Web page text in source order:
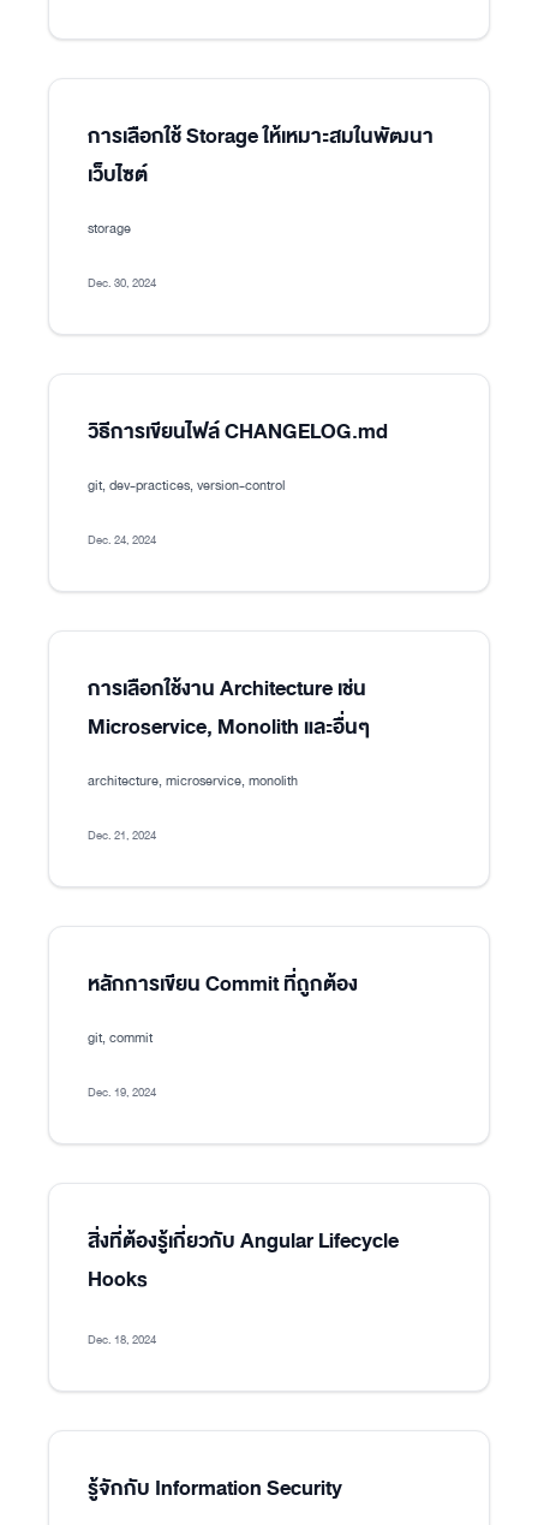
การเลือกใช้ Storage ให้เหมาะสมในพัฒนา
เว็บไซต์
storage
Dec. 30, 2024
วิธีการเขียนไฟล์ CHANGELOG.md
git, dev-practices, version-control
Dec. 24, 2024
การเลือกใช้งาน Architecture เช่น
Microservice, Monolith และอื่นๆ
architecture, microservice, monolith
Dec. 21, 2024
หลักการเขียน Commit ที่ถูกต้อง
git, commit
Dec. 19, 2024
สิ่งที่ต้องรู้เกี่ยวกับ Angular Lifecycle
Hooks
Dec. 18, 2024
รู้จักกับ Information Security